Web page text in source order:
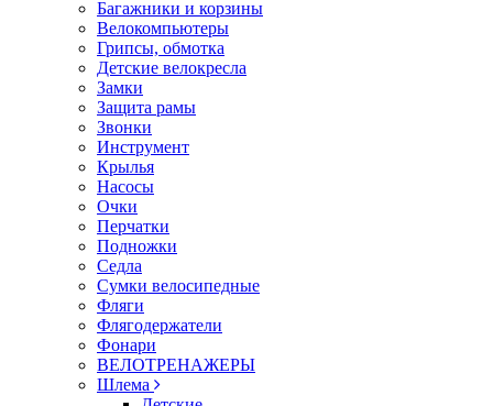
Багажники и корзины
Велокомпьютеры
Грипсы, обмотка
Детские велокресла
Замки
Защита рамы
Звонки
Инструмент
Крылья
Насосы
Очки
Перчатки
Подножки
Седла
Сумки велосипедные
Фляги
Флягодержатели
Фонари
ВЕЛОТРЕНАЖЕРЫ
Шлема